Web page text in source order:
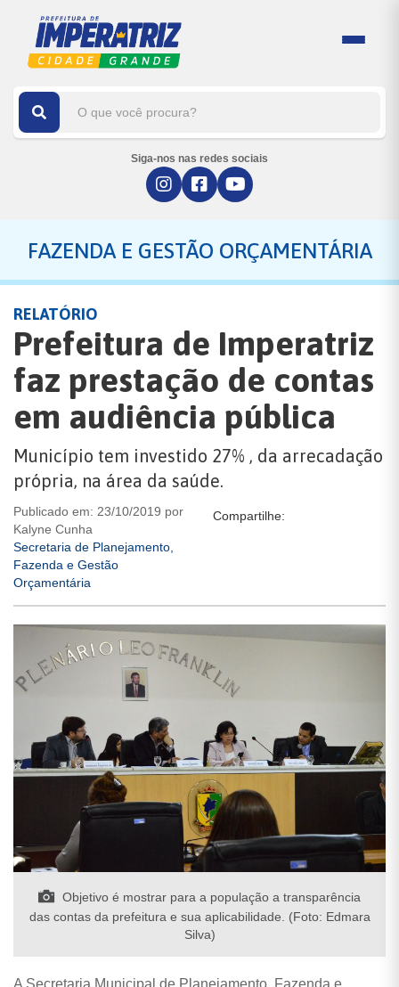
Siga-nos nas redes sociais
FAZENDA E GESTÃO ORÇAMENTÁRIA
RELATÓRIO
Prefeitura de Imperatriz
faz prestação de contas
em audiência pública
Município tem investido 27% , da arrecadação
própria, na área da saúde.
Publicado em: 23/10/2019 por
Kalyne Cunha
Secretaria de Planejamento,
Fazenda e Gestão
Orçamentária
Compartilhe:
Objetivo é mostrar para a população a transparência
das contas da prefeitura e sua aplicabilidade. (Foto: Edmara
Silva)
A Secretaria Municipal de Planejamento, Fazenda e